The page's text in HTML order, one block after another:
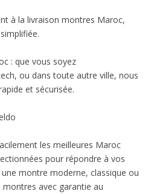
à la livraison montres Maroc,
: que vous soyez
ou dans toute autre ville, nous
et sécurisée.
les meilleures Maroc
pour répondre à vos
montre moderne, classique ou
avec garantie au